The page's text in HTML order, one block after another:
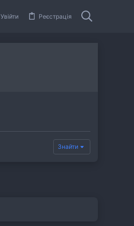
Увійти Реєстрація
Знайти